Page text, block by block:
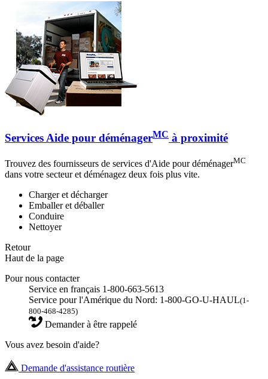
Services Aide pour déménagerMC à proximité
Trouvez des fournisseurs de services d'Aide pour déménagerMC
dans votre secteur et déménagez deux fois plus vite.
Charger et décharger
Emballer et déballer
Conduire
Nettoyer
Retour
Haut de la page
Pour nous contacter
Service en français 1-800-663-5613
Service pour l'Amérique du Nord: 1-800-GO-U-HAUL(1-
800-468-4285)
Demander à être rappelé
Vous avez besoin d'aide?
Demande d'assistance routière